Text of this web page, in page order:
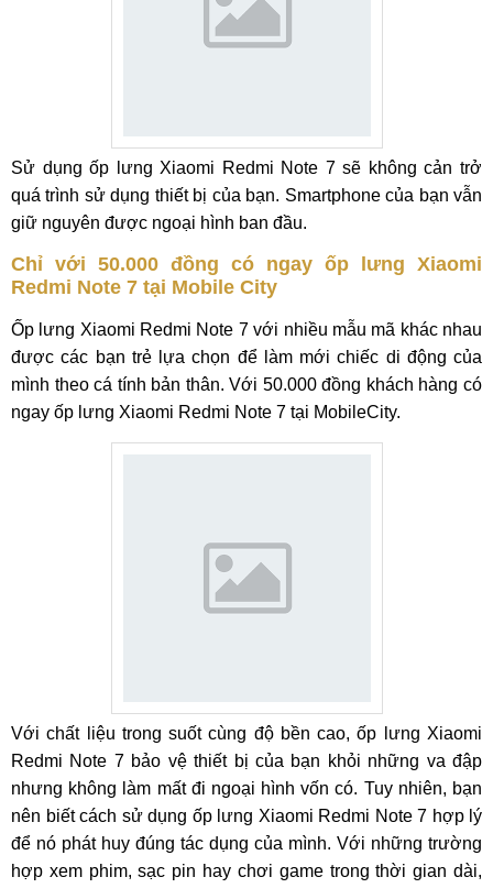
Sử dụng ốp lưng Xiaomi Redmi Note 7 sẽ không cản trở
quá trình sử dụng thiết bị của bạn. Smartphone của bạn vẫn
giữ nguyên được ngoại hình ban đầu.
Chỉ với 50.000 đồng có ngay ốp lưng Xiaomi
Redmi Note 7 tại Mobile City
Ốp lưng Xiaomi Redmi Note 7 với nhiều mẫu mã khác nhau
được các bạn trẻ lựa chọn để làm mới chiếc di động của
mình theo cá tính bản thân. Với 50.000 đồng khách hàng có
ngay ốp lưng Xiaomi Redmi Note 7 tại MobileCity.
Với chất liệu trong suốt cùng độ bền cao, ốp lưng Xiaomi
Redmi Note 7 bảo vệ thiết bị của bạn khỏi những va đập
nhưng không làm mất đi ngoại hình vốn có. Tuy nhiên, bạn
nên biết cách sử dụng ốp lưng Xiaomi Redmi Note 7 hợp lý
để nó phát huy đúng tác dụng của mình. Với những trường
hợp xem phim, sạc pin hay chơi game trong thời gian dài,